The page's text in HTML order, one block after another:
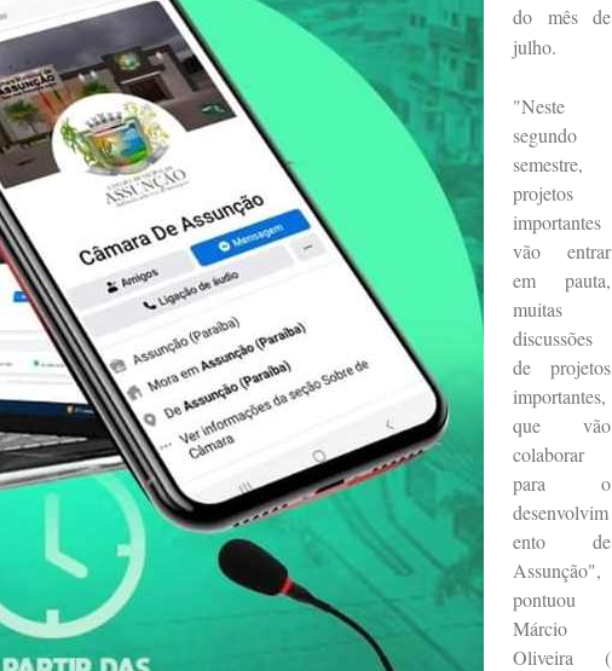
do mês de
julho.
"Neste
segundo
semestre,
projetos
importantes
vão entrar
em pauta,
muitas
discussões
de projetos
importantes,
que vão
colaborar
para o
desenvolvim
ento de
Assunção",
pontuou
Márcio
Oliveira (